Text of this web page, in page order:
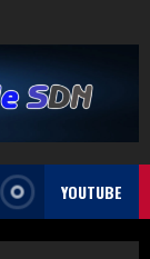
YOUTUBE